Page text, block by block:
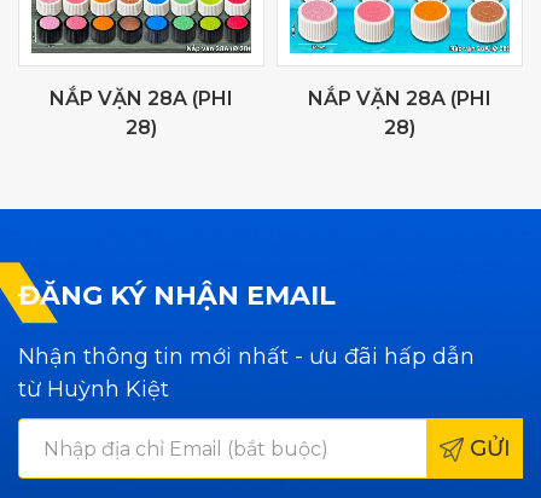
NẮP VẶN 28A (PHI
28)
NẮP VẶN 28A (PHI
28)
ĐĂNG KÝ NHẬN EMAIL
Nhận thông tin mới nhất - ưu đãi hấp dẫn
từ Huỳnh Kiệt
GỬI